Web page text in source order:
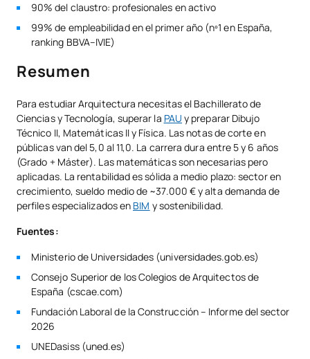
90% del claustro: profesionales en activo
99% de empleabilidad en el primer año (nº1 en España,
ranking BBVA–IVIE)
Resumen
Para estudiar Arquitectura necesitas el Bachillerato de
Ciencias y Tecnología, superar la PAU y preparar Dibujo
Técnico II, Matemáticas II y Física. Las notas de corte en
públicas van del 5,0 al 11,0. La carrera dura entre 5 y 6 años
(Grado + Máster). Las matemáticas son necesarias pero
aplicadas. La rentabilidad es sólida a medio plazo: sector en
crecimiento, sueldo medio de ~37.000 € y alta demanda de
perfiles especializados en BIM y sostenibilidad.
Fuentes:
Ministerio de Universidades (universidades.gob.es)
Consejo Superior de los Colegios de Arquitectos de
España (cscae.com)
Fundación Laboral de la Construcción – Informe del sector
2026
UNEDasiss (uned.es)